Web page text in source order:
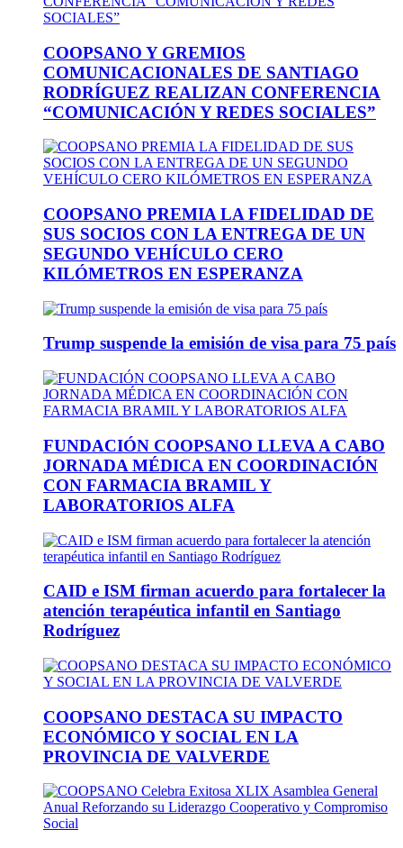
COOPSANO Y GREMIOS
COMUNICACIONALES DE SANTIAGO
RODRÍGUEZ REALIZAN CONFERENCIA
“COMUNICACIÓN Y REDES SOCIALES”
COOPSANO PREMIA LA FIDELIDAD DE
SUS SOCIOS CON LA ENTREGA DE UN
SEGUNDO VEHÍCULO CERO
KILÓMETROS EN ESPERANZA
Trump suspende la emisión de visa para 75 país
FUNDACIÓN COOPSANO LLEVA A CABO
JORNADA MÉDICA EN COORDINACIÓN
CON FARMACIA BRAMIL Y
LABORATORIOS ALFA
CAID e ISM firman acuerdo para fortalecer la
atención terapéutica infantil en Santiago
Rodríguez
COOPSANO DESTACA SU IMPACTO
ECONÓMICO Y SOCIAL EN LA
PROVINCIA DE VALVERDE